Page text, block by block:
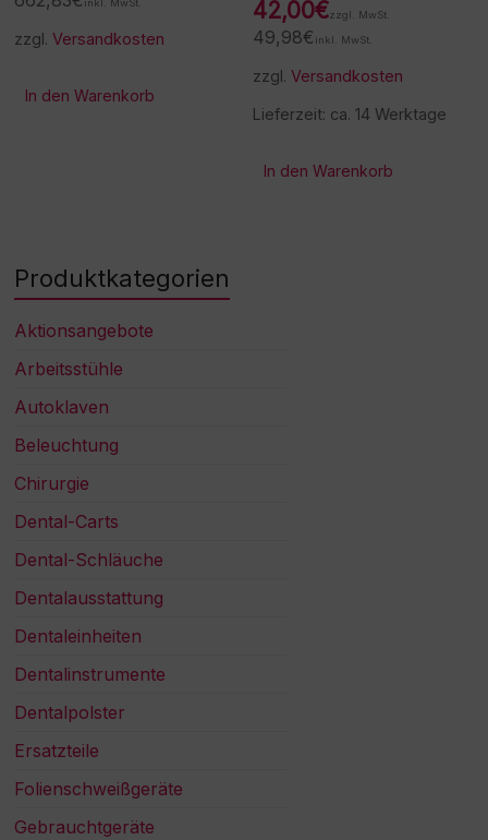
inkl. MwSt.
zzgl.Versandkosten
In den Warenkorb
42,00€zzgl. MwSt.
49,98€ inkl. MwSt.
zzgl.Versandkosten
Lieferzeit: ca. 14 Werktage
In den Warenkorb
Produktkategorien
Aktionsangebote
Arbeitsstühle
Autoklaven
Beleuchtung
Chirurgie
Dental-Carts
Dental-Schläuche
Dentalausstattung
Dentaleinheiten
Dentalinstrumente
Dentalpolster
Ersatzteile
Folienschweißgeräte
Gebrauchtgeräte